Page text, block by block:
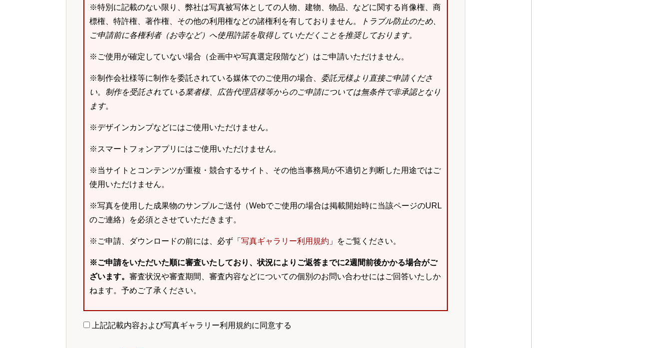
※特別に記載のない限り、弊社は写真被写体としての人物、建物、物品、などに関する肖像権、商
標権、特許権、著作権、その他の利用権などの諸権利を有しておりません。
トラブル防止のため、
ご申請前に各権利者（お寺など）へ使用許諾を取得していただくことを推奨しております。
※ご使用が確定していない場合（企画中や写真選定段階など）はご申請いただけません。
※制作会社様等に制作を委託されている媒体でのご使用の場合、 委託元様より直接ご申請くださ
い。 制作を受託されている業者様、広告代理店様等からのご申請については無条件で非承認となり
ます。
※デザインカンプなどにはご使用いただけません。
※スマートフォンアプリにはご使用いただけません。
※当サイトとコンテンツが重複・競合するサイト、その他当事務局が不適切と判断した用途ではご
使用いただけません。
※写真を使用した成果物のサンプルご送付（Webでご使用の場合は掲載開始時に当該ページのURL
のご連絡）を必須とさせていただきます。
※ご申請、ダウンロードの前には、必ず「 写真ギャラリー利用規約 」をご覧ください。
※ご申請をいただいた順に審査いたしており、状況によりご返答までに2週間前後かかる場合がご
ざいます。 審査状況や審査期間、審査内容などについての個別のお問い合わせにはご回答いたしか
ねます。予めご了承ください。
上記記載内容および写真ギャラリー利用規約に同意する